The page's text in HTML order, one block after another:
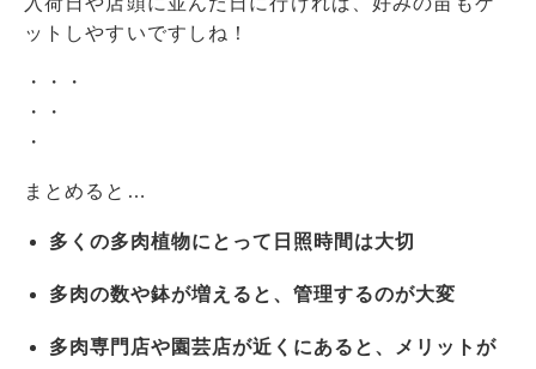
ットしやすいですしね！
・・・
・・
・
まとめると…
多くの多肉植物にとって日照時間は大切
多肉の数や鉢が増えると、管理するのが大変
多肉専門店や園芸店が近くにあると、メリットが